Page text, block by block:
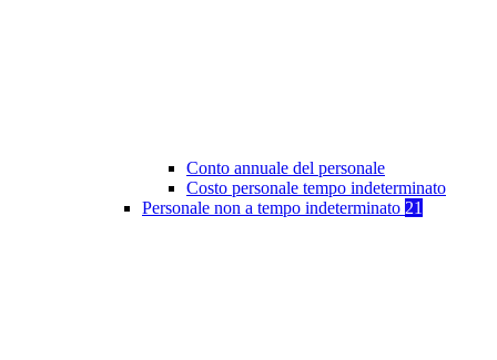
Conto annuale del personale
Costo personale tempo indeterminato
Personale non a tempo indeterminato 21